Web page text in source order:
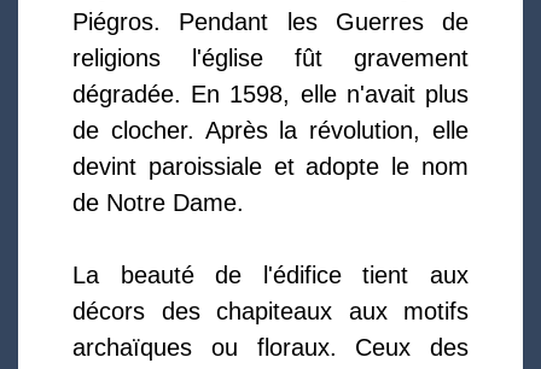
Piégros. Pendant les Guerres de
religions l'église fût gravement
dégradée. En 1598, elle n'avait plus
de clocher. Après la révolution, elle
devint paroissiale et adopte le nom
de Notre Dame.
La beauté de l'édifice tient aux
décors des chapiteaux aux motifs
archaïques ou floraux. Ceux des